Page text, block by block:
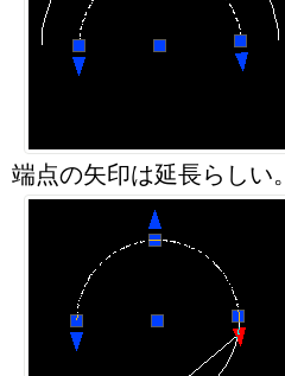
端点の矢印は延長らしい。